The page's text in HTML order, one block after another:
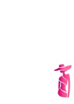
Lenjerie sexy